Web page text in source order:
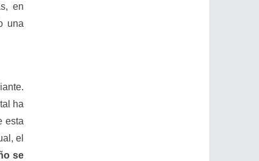
en
una
ha
esta
el
se